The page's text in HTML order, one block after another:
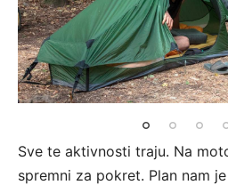
Sve te aktivnosti traju. Na
spremni za pokret. Plan nam